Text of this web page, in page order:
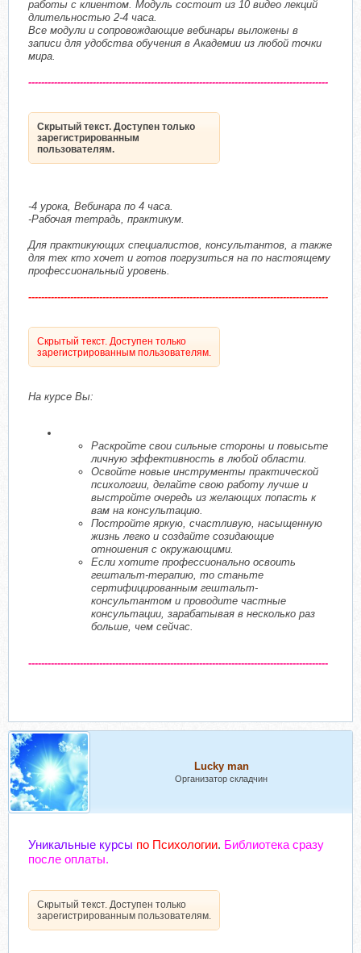
работы с клиентом. Модуль состоит из 10 видео лекций
длительностью 2-4 часа.
Все модули и сопровождающие вебинары выложены в
записи для удобства обучения в Академии из любой точки
мира.
---------------------------------------------------------------------------------------------
Скрытый текст. Доступен только
зарегистрированным
пользователям.
-4 урока, Вебинара по 4 часа.
-Рабочая тетрадь, практикум.
Для практикующих специалистов, консультантов, а также
для тех кто хочет и готов погрузиться на по настоящему
профессиональный уровень.
---------------------------------------------------------------------------------------------
Скрытый текст. Доступен только
зарегистрированным пользователям.
На курсе Вы:
Раскройте свои сильные стороны и повысьте
личную эффективность в любой области.
Освойте новые инструменты практической
психологии, делайте свою работу лучше и
выстройте очередь из желающих попасть к
вам на консультацию.
Постройте яркую, счастливую, насыщенную
жизнь легко и создайте созидающие
отношения с окружающими.
Если хотите профессионально освоить
гештальт-терапию, то станьте
сертифицированным гештальт-
консультантом и проводите частные
консультации, зарабатывая в несколько раз
больше, чем сейчас.
---------------------------------------------------------------------------------------------
Lucky man
Организатор складчин
Уникальные курсы по Психологии. Библиотека сразу
после оплаты.
Скрытый текст. Доступен только
зарегистрированным пользователям.